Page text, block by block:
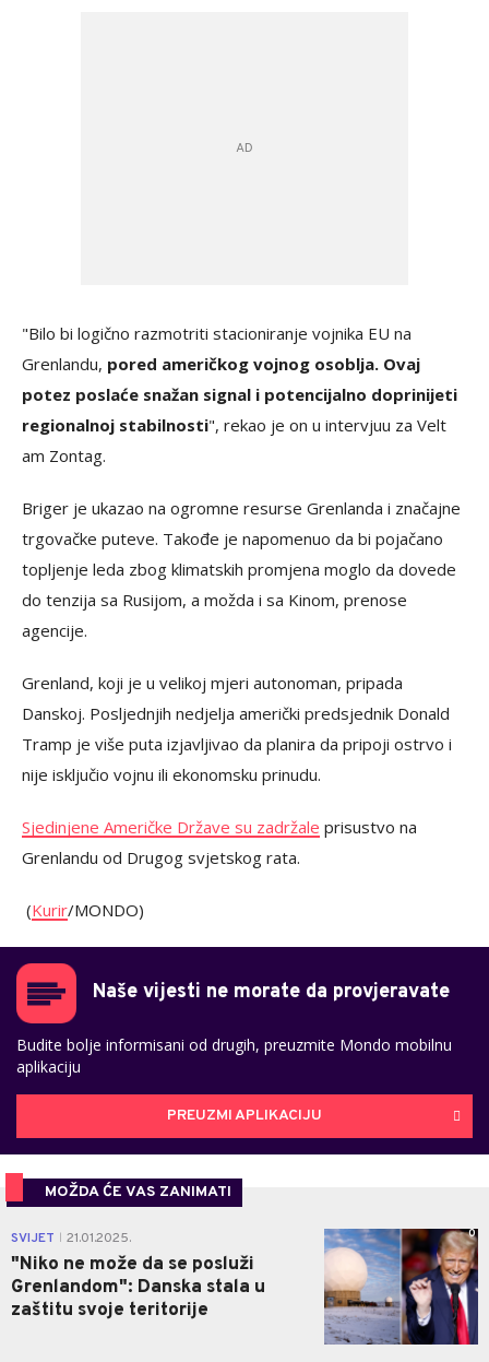
"Bilo bi logično razmotriti stacioniranje vojnika EU na
Grenlandu, pored američkog vojnog osoblja. Ovaj
potez poslaće snažan signal i potencijalno doprinijeti
regionalnoj stabilnosti", rekao je on u intervjuu za Velt
am Zontag.
Briger je ukazao na ogromne resurse Grenlanda i značajne
trgovačke puteve. Takođe je napomenuo da bi pojačano
topljenje leda zbog klimatskih promjena moglo da dovede
do tenzija sa Rusijom, a možda i sa Kinom, prenose
agencije.
Grenland, koji je u velikoj mjeri autonoman, pripada
Danskoj. Posljednjih nedjelja američki predsjednik Donald
Tramp je više puta izjavljivao da planira da pripoji ostrvo i
nije isključio vojnu ili ekonomsku prinudu.
Sjedinjene Američke Države su zadržale prisustvo na
Grenlandu od Drugog svjetskog rata.
(Kurir/MONDO)
Naše vijesti ne morate da provjeravate
Budite bolje informisani od drugih, preuzmite Mondo mobilnu
aplikaciju
PREUZMI APLIKACIJU
MOŽDA ĆE VAS ZANIMATI
SVIJET 21.01.2025.
"Niko ne može da se posluži
Grenlandom": Danska stala u
zaštitu svoje teritorije
0